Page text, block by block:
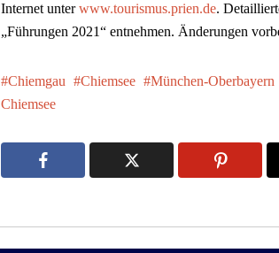
Internet unterwww.tourismus.prien.de.
„Führungen 2021“ entnehmen. Änderungen
Chiemgau Chiemsee München-Oberbayern
Chiemsee